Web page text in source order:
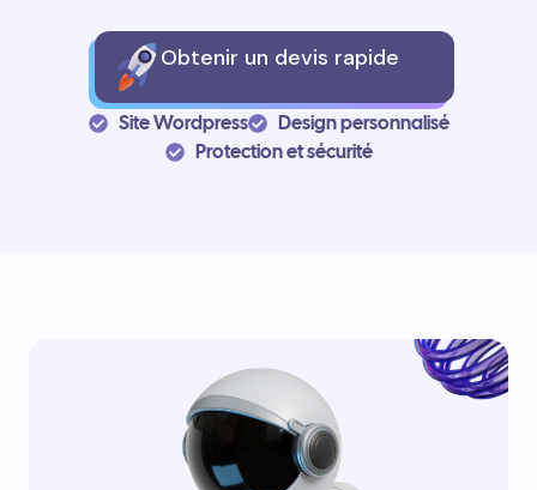
Obtenir un devis rapide
Site Wordpress
Design personnalisé
Protection et sécurité